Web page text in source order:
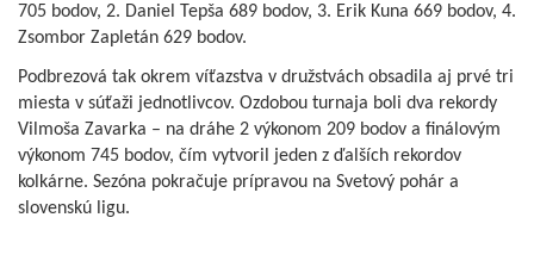
705 bodov, 2. Daniel Tepša 689 bodov, 3. Erik Kuna 669 bodov, 4.
Zsombor Zapletán 629 bodov.
Podbrezová tak okrem víťazstva v družstvách obsadila aj prvé tri
miesta v súťaži jednotlivcov. Ozdobou turnaja boli dva rekordy
Vilmoša Zavarka – na dráhe 2 výkonom 209 bodov a finálovým
výkonom 745 bodov, čím vytvoril jeden z ďalších rekordov
kolkárne. Sezóna pokračuje prípravou na Svetový pohár a
slovenskú ligu.